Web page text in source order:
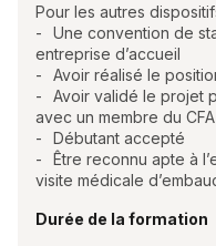
Pour les autres
Une convention de
entreprise d’accueil
Avoir réalisé le
Avoir validé le projet
avec un membre du CFA
Débutant accepté
Être reconnu apte à
visite médicale
Durée de la formation